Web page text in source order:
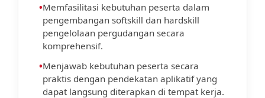
•Memfasilitasi kebutuhan peserta dalam
pengembangan softskill dan hardskill
pengelolaan pergudangan secara
komprehensif.
•Menjawab kebutuhan peserta secara
praktis dengan pendekatan aplikatif yang
dapat langsung diterapkan di tempat kerja.